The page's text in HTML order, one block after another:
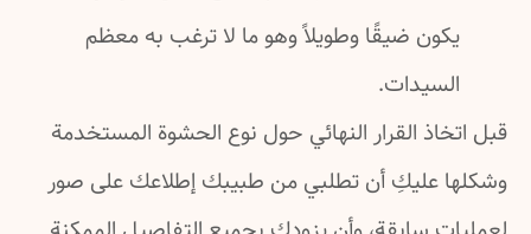
يكون ضيقًا وطويلاً وهو ما لا ترغب به معظم
السيدات.
قبل اتخاذ القرار النهائي حول نوع الحشوة المستخدمة
وشكلها عليكِ أن تطلبي من طبيبك إطلاعك على صور